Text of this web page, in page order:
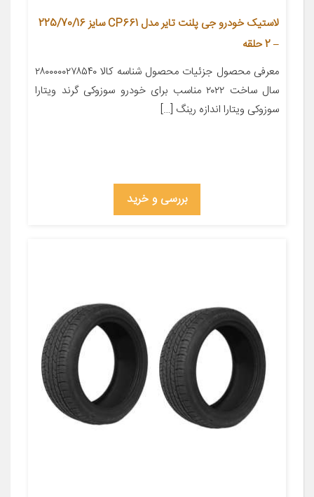
لاستیک خودرو جی پلنت تایر مدل CP661 سایز 225/70/16
– 2 حلقه
معرفی محصول جزئیات محصول شناسه کالا ۲۸۰۰۰۰۰۲۷۸۵۴۰
سال ساخت ۲۰۲۲ مناسب برای خودرو سوزوکی گرند ویتارا
سوزوکی ویتارا اندازه رینگ […]
بررسی و خرید